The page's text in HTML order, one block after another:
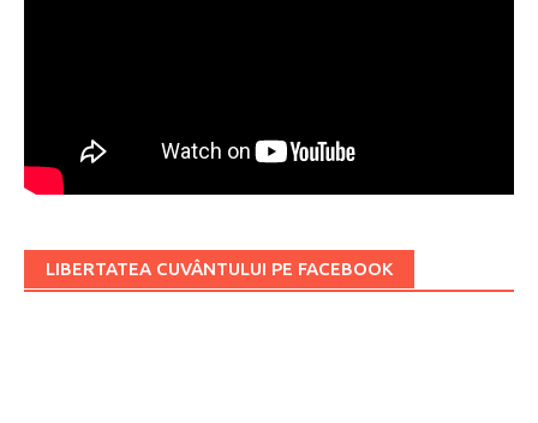
LIBERTATEA CUVÂNTULUI PE FACEBOOK